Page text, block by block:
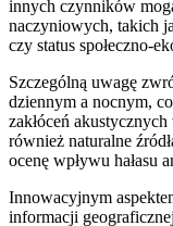
innych czynników
naczyniowych, takich
czy status społeczno-
Szczególną uwagę
dziennym a nocnym,
zakłóceń
również naturalne
ocenę wpływu hałasu
Innowacyjnym
informacji